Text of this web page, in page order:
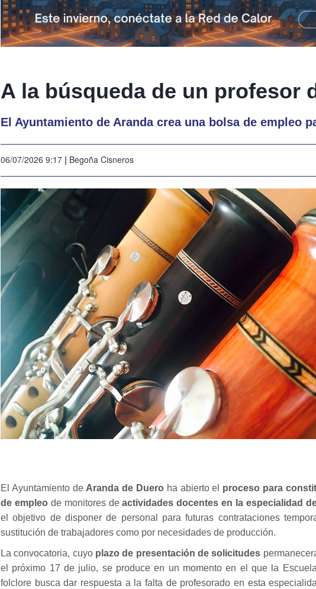
A la búsqueda de un profesor
El Ayuntamiento de Aranda crea una bolsa de empleo
06/07/2026 9:17 | Begoña Cisneros
El Ayuntamiento de Aranda de Duero ha abierto el proceso para
de empleo de monitores deactividades docentes en la especialidad
el objetivo de disponer de personal para futuras contrataciones
sustitución de trabajadores como por necesidades de producción.
La convocatoria, cuyo plazo de presentación de solicitudes
el próximo 17 de julio, se produce en un momento en el que la
folclore busca dar respuesta a la falta de profesorado en esta